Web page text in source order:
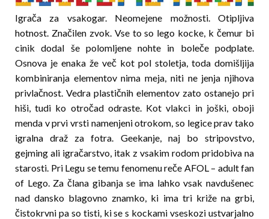
Igrača za vsakogar. Neomejene možnosti. Otip­ljiva
hotnost. Značilen zvok. Vse to so lego kocke, k čemur bi
cinik dodal še polomljene nohte in boleče podplate.
Osnova je enaka že več kot pol stoletja, toda domišljija
kombiniranja elementov nima meja, niti ne jenja njihova
privlačnost. Vedra plastičnih elementov zato ostanejo pri
hiši, tudi ko otročad odraste. Kot vlakci in joški, oboji
menda v prvi vrsti namenjeni otrokom, so legice prav tako
igralna draž za fotra. Geekanje, naj bo stripovstvo,
gejming ali igračarstvo, itak z vsakim rodom pridobiva na
starosti. Pri Legu se temu fenomenu reče AFOL – adult fan
of Lego. Za člana gibanja se ima lahko vsak navdušenec
nad dansko blagovno znamko, ki ima tri križe na grbi,
čistokrvni pa so tisti, ki se s kockami vseskozi ustvarjalno